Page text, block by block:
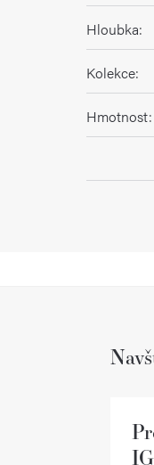
Hloubka:
Kolekce:
Hmotnost: